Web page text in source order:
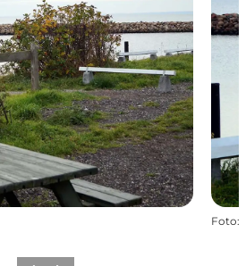
Foto: